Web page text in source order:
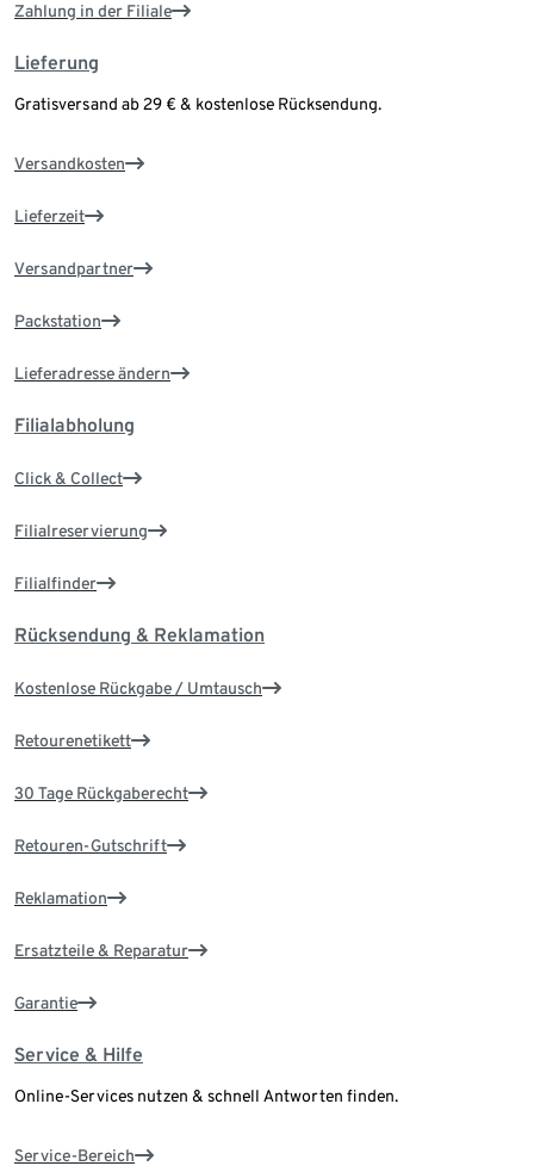
Zahlung in der Filiale
Lieferung
Gratisversand ab 29 € & kostenlose Rücksendung.
Versandkosten
Lieferzeit
Versandpartner
Packstation
Lieferadresse ändern
Filialabholung
Click & Collect
Filialreservierung
Filialfinder
Rücksendung & Reklamation
Kostenlose Rückgabe / Umtausch
Retourenetikett
30 Tage Rückgaberecht
Retouren-Gutschrift
Reklamation
Ersatzteile & Reparatur
Garantie
Service & Hilfe
Online-Services nutzen & schnell Antworten finden.
Service-Bereich